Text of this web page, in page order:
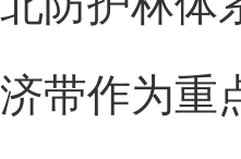
济带作为重